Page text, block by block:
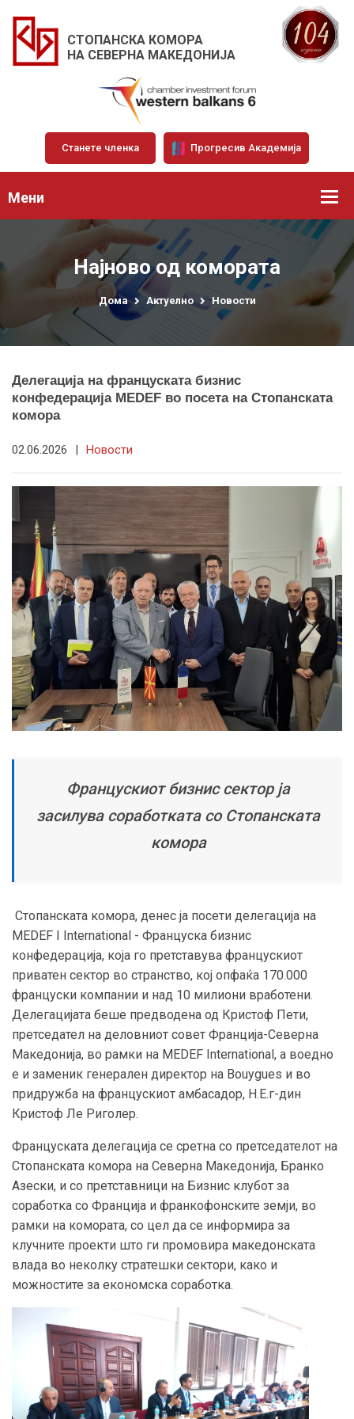
СТОПАНСКА КОМОРА
НА СЕВЕРНА МАКЕДОНИЈА
Станете членка Прогресив Академија
Мени
Најново од комората
Дома Актуелно Новости
Делегација на француската бизнис
конфедерација MEDEF во посета на Стопанската
комора
02.06.2026 | Новости
Францускиот бизнис сектор ја
засилува соработката со Стопанската
комора
Стопанската комора, денес ја посети делегација на
MEDEF I International - Француска бизнис
конфедерација, која го претставува францускиот
приватен сектор во странство, кој опфаќа 170.000
француски компании и над 10 милиони вработени.
Делегацијата беше предводена од Кристоф Пети,
претседател на деловниот совет Франција-Северна
Македонија, во рамки на MEDEF International, а воедно
е и заменик генерален директор на Bouygues и во
придружба на францускиот амбасадор, Н.Е.г-дин
Кристоф Ле Риголер.
Француската делегација се сретна со претседателот на
Стопанската комора на Северна Македонија, Бранко
Азески, и со претставници на Бизнис клубот за
соработка со Франција и франкофонските земји, во
рамки на комората, со цел да се информира за
клучните проекти што ги промовира македонската
влада во неколку стратешки сектори, како и
можностите за економска соработка.